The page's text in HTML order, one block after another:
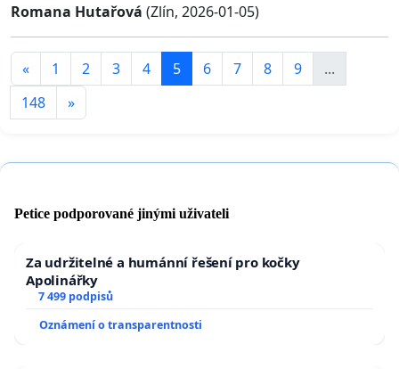
Romana Hutařová (Zlín, 2026-01-05)
« 1 2 3 4 5 6 7 8 9
...
148
»
Petice podporované jinými uživateli
Za udržitelné a humánní řešení pro kočky
Apolinářky
7 499 podpisů
Oznámení o transparentnosti